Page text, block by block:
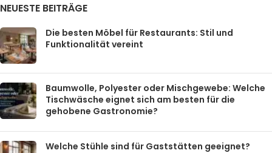
NEUESTE BEITRÄGE
Die besten Möbel für Restaurants: Stil und
Funktionalität vereint
Baumwolle, Polyester oder Mischgewebe: Welche
Tischwäsche eignet sich am besten für die
gehobene Gastronomie?
Welche Stühle sind für Gaststätten geeignet?